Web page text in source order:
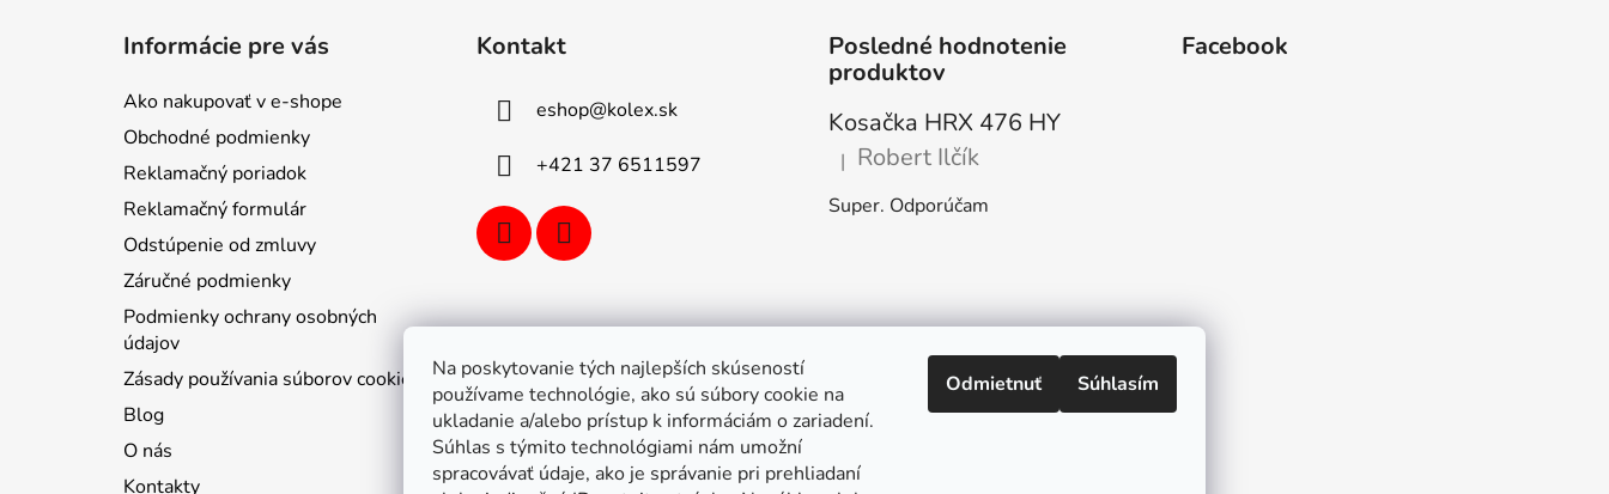
Na poskytovanie tých najlepších skúseností
používame technológie, ako sú súbory cookie na
ukladanie a/alebo prístup k informáciám o zariadení.
Súhlas s týmito technológiami nám umožní
spracovávať údaje, ako je správanie pri prehliadaní
Odmietnuť Súhlasím
Informácie pre vás
Ako nakupovať v e-shope
Obchodné podmienky
Reklamačný poriadok
Reklamačný formulár
Odstúpenie od zmluvy
Záručné podmienky
Podmienky ochrany osobných
údajov
Zásady používania súborov cookie
Blog
O nás
Kontakty
Kontakt
eshop@kolex.sk
+421 37 6511597
Posledné hodnotenie
produktov
Kosačka HRX 476 HY
Hodnotenie produktu je 5 z 5 hviezdičiek.
| Robert Ilčík
Super. Odporúčam
Facebook